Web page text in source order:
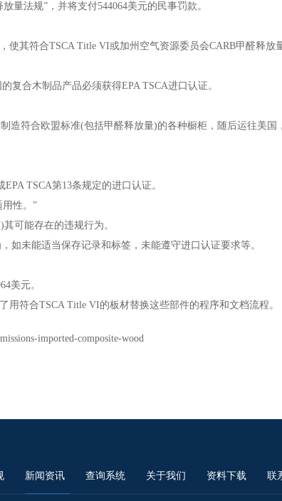
量法规”，并将支付544064美元的民事罚款。
其符合TSCA Title VI或加州空气资源委员会CARB甲醛释放
复合木制品产品必须获得EPA TSCA进口认证。
符合欧盟标准(包括甲醛释放量)的各种橱柜，随后运往美
TSCA第13条规定的进口认证。
性。”
可能存在的违规行为。
如未能适当保存记录和标签，未能遵守进口认证要求等。
美元。
符合TSCA Title VI的板材替换这些部件的程序和文档流程。
imported-composite-wood
新闻资讯 查询系统 关于我们 资料下载 联